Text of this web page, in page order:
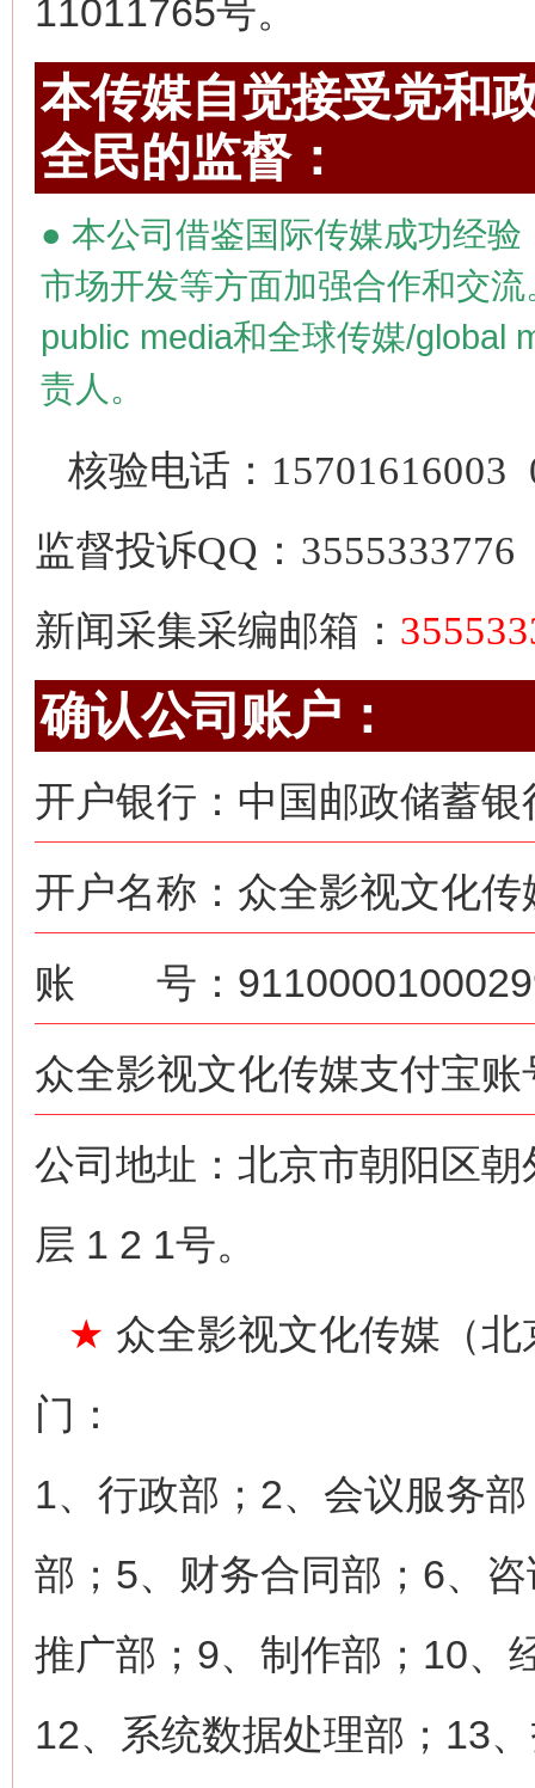
11011765号。
本传媒自觉接受党和
全民的监督：
● 本公司借鉴国际传媒成功经
市场开发等方面加强合作和交
public media和全球传媒/global
责人。
核验电话： 15701616003
监督投诉QQ：3555333776
新闻采集采编邮箱：
确认公司账户：
开户银行：中国邮政储蓄
开户名称：众全影视文化
账 号：
众全影视文化传媒支付宝
公司地址：北京市朝阳区
层 1 2 1号。
★ 众全影视文化传媒（
门：
1、行政部；2、会议服务
部；5、财务合同部；6、
推广部；9、制作部；10、
12、系统数据处理部；13